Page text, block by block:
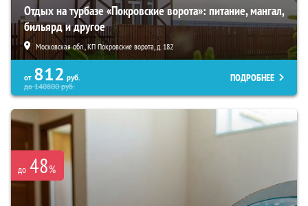
Отдых на турбазе «Покровские ворота»: питание, мангал,
бильярд и другое
Московская обл., КП Покровские ворота, д. 182
от 812 руб.
до140800руб.
ПОДРОБНЕЕ
до 48%